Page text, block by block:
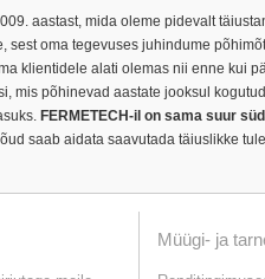
aastast, mida oleme pidevalt
oma tegevuses juhindume
klientidele alati olemas nii enne kui
mis põhinevad aastate jooksul
FERMETECH-il on sama suur
saab aidata saavutada täiuslikke
Müügi- ja